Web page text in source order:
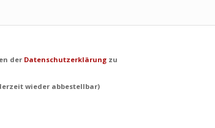
der Datenschutzerklärungzu
wieder abbestellbar)